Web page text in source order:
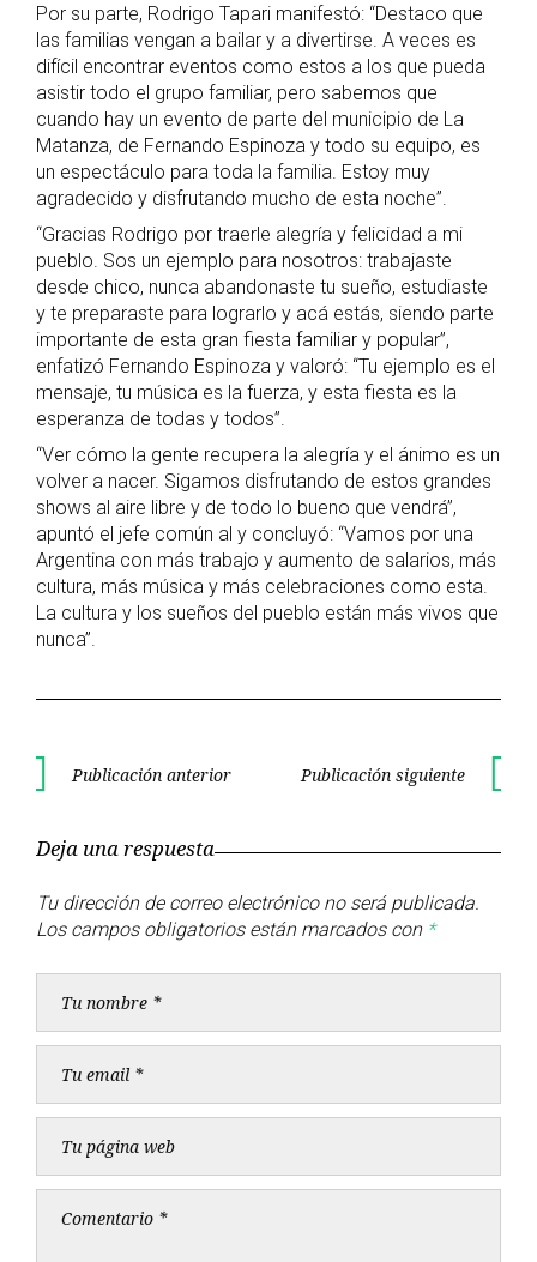
Por su parte, Rodrigo Tapari manifestó: “Destaco que
las familias vengan a bailar y a divertirse. A veces es
difícil encontrar eventos como estos a los que pueda
asistir todo el grupo familiar, pero sabemos que
cuando hay un evento de parte del municipio de La
Matanza, de Fernando Espinoza y todo su equipo, es
un espectáculo para toda la familia. Estoy muy
agradecido y disfrutando mucho de esta noche”.
“Gracias Rodrigo por traerle alegría y felicidad a mi
pueblo. Sos un ejemplo para nosotros: trabajaste
desde chico, nunca abandonaste tu sueño, estudiaste
y te preparaste para lograrlo y acá estás, siendo parte
importante de esta gran fiesta familiar y popular”,
enfatizó Fernando Espinoza y valoró: “Tu ejemplo es el
mensaje, tu música es la fuerza, y esta fiesta es la
esperanza de todas y todos”.
“Ver cómo la gente recupera la alegría y el ánimo es un
volver a nacer. Sigamos disfrutando de estos grandes
shows al aire libre y de todo lo bueno que vendrá”,
apuntó el jefe común al y concluyó: “Vamos por una
Argentina con más trabajo y aumento de salarios, más
cultura, más música y más celebraciones como esta.
La cultura y los sueños del pueblo están más vivos que
nunca”.
Navegación
entradas
Publicación anterior Publicación siguiente
Deja una respuesta
Tu dirección de correo electrónico no será publicada.
Los campos obligatorios están marcados con *